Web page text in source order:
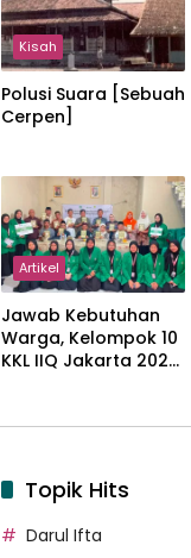
Kisah
Polusi Suara [Sebuah
Cerpen]
Artikel
Jawab Kebutuhan
Warga, Kelompok 10
KKL IIQ Jakarta 2026
Sukamanah
Topik Hits
Darul Ifta